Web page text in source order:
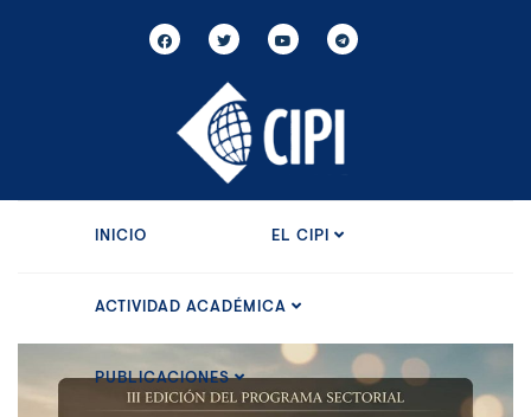
INICIO EL CIPI
ACTIVIDAD ACADÉMICA
PUBLICACIONES